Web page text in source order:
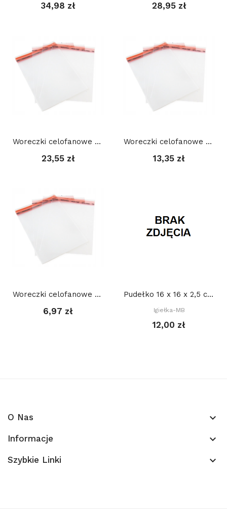
34,98 zł 28,95 zł
Woreczki celofanowe z taśmą (100 szt) 12,5 x 17...
23,55 zł
Woreczki celofanowe z taśmą (100 szt) 15 x 20 +...
13,35 zł
Woreczki celofanowe z taśmą (100 szt) 8 x 23 +...
6,97 zł
Pudełko 16 x 16 x 2,5 cm, Złote/ Srebrne (Foto...
Igiełka-MB
12,00 zł
O Nas keyboard_arrow_down
Informacje keyboard_arrow_down
Szybkie Linki keyboard_arrow_down